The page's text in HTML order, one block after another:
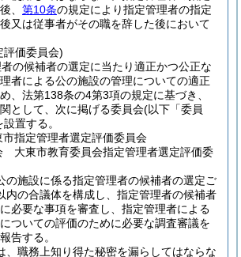
、 第10条の規定により指定管理者の指定
又は従事者がその職を辞した後において
評価委員会)
の候補者の選定に当たり適正かつ公正な
者による公の施設の管理についての適正
、法第138条の4第3項の規定に基づき、
として、次に掲げる委員会(以下「委員
設置する。
指定管理者選定評価委員会
大東市教育委員会指定管理者選定評価委
の施設に係る指定管理者の候補者の選定ご
内の合議体を構成し、指定管理者の候補者
必要な事項を審査し、指定管理者による
ついての評価のために必要な調査審議を
告する。
、職務上知り得た秘密を漏らしてはならな